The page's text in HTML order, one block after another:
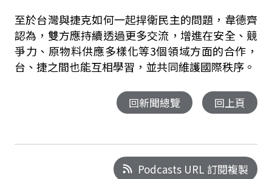
至於台灣與捷克如何一起捍衛民主的問題，韋德齊
認為，雙方應持續透過更多交流，增進在安全、競
爭力、原物料供應多樣化等3個領域方面的合作，
台、捷之間也能互相學習，並共同維護國際秩序。
回新聞總覽 回上頁
Podcasts URL 訂閱複製